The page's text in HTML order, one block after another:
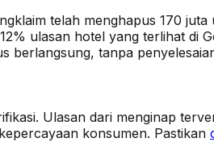
telah menghapus 170
ulasan hotel yang terlihat di
berlangsung, tanpa
Ulasan dari menginap
konsumen. Pastikan